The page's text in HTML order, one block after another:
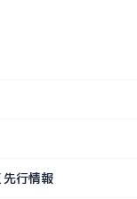
行情報